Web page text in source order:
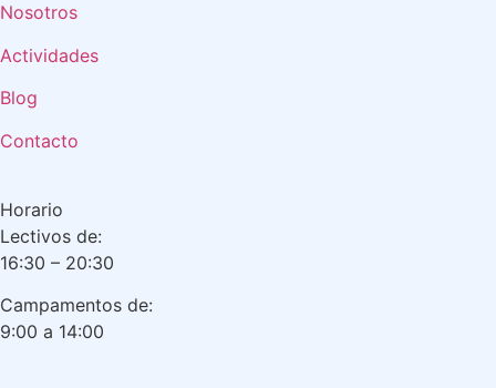
Nosotros
Actividades
Blog
Contacto
Horario
Lectivos de:
16:30 – 20:30
Campamentos de:
9:00 a 14:00